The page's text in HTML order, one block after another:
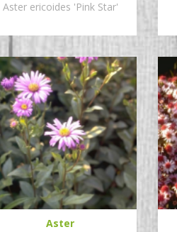
Aster ericoides 'Pink Star'
Aster